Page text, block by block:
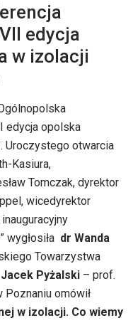
edycja
w izolacji
edycja opolska
Uroczystego otwarcia
Kasiura,
Tomczak, dyrektor
wicedyrektor
wygłosiła dr Wanda
Towarzystwa
Pyżalski – prof.
omówił
w izolacji. Co wiemy